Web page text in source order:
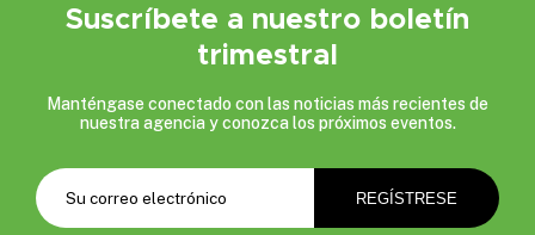
Suscríbete a nuestro boletín
trimestral
Manténgase conectado con las noticias más recientes de
nuestra agencia y conozca los próximos eventos.